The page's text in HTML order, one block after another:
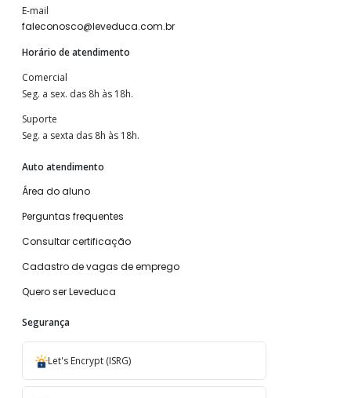
E-mail
faleconosco@leveduca.com.br
Horário de atendimento
Comercial
Seg. a sex. das 8h às 18h.
Suporte
Seg. a sexta das 8h às 18h.
Auto atendimento
Área do aluno
Perguntas frequentes
Consultar certificação
Cadastro de vagas de emprego
Quero ser Leveduca
Segurança
Let's Encrypt (ISRG)